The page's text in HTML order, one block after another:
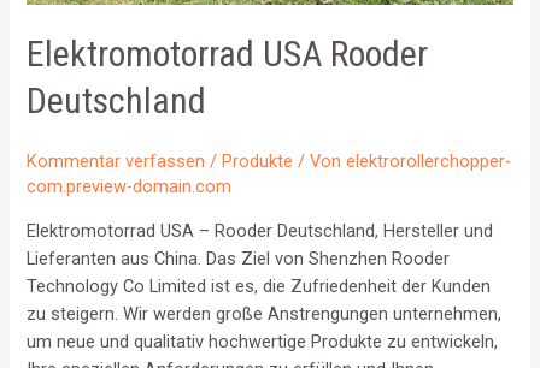
Elektromotorrad USA Rooder
Deutschland
Kommentar verfassen / Produkte / Vonelektrorollerchopper-
com.preview-domain.com
Elektromotorrad USA – Rooder Deutschland, Hersteller und
Lieferanten aus China. Das Ziel von Shenzhen Rooder
Technology Co Limited ist es, die Zufriedenheit der Kunden
zu steigern. Wir werden große Anstrengungen unternehmen,
um neue und qualitativ hochwertige Produkte zu entwickeln,